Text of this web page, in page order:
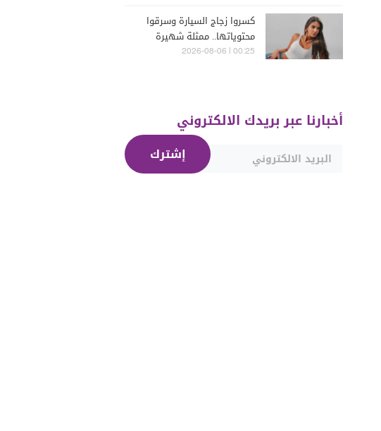
كسروا زجاج السيارة وسرقوا
محتوياتها.. ممثلة شهيرة
تتعرّض للسرقة في الرملة
00:25 | 2026-08-06
أخبارنا عبر بريدك الالكتروني
إشترك